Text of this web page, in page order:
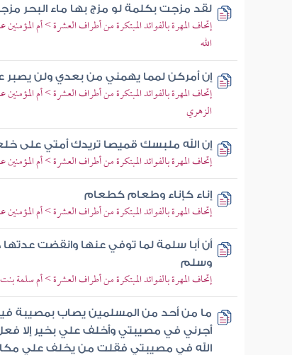
لقد مزجت بكلمة لو مزج بها ماء البحر
إتحاف المهرة بالفوائد المبتكرة من أطراف العشرة > أم
الله
إن أمركن لمما يهمني من بعدي ولن يصبر
إتحاف المهرة بالفوائد المبتكرة من أطراف العشرة > أم
الزهري
إن الله ملبسك قميصا تريدك أمتي على
إتحاف المهرة بالفوائد المبتكرة من أطراف العشرة > أم
إناء كإناء وطعام كطعام
إتحاف المهرة بالفوائد المبتكرة من أطراف العشرة > أم
أن أبا سلمة لما توفي عنها وانقضت
وسلم
إتحاف المهرة بالفوائد المبتكرة من أطراف العشرة > أم سلمة
ما من أحد من المسلمين يصاب بمصيبة
أجرني في مصيبتي وأخلف علي بخير إلا
الله في مصيبتي فقلت من يخلف علي